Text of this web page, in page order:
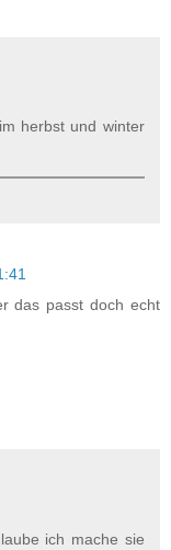
herbst und winter
das passt doch echt
ich mache sie